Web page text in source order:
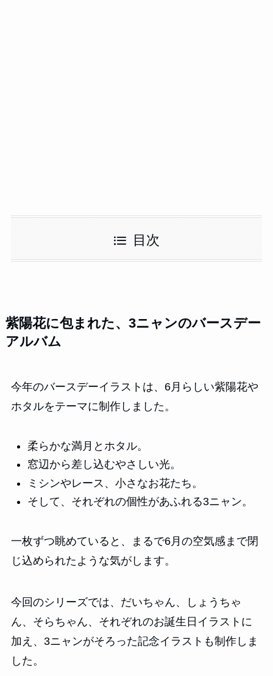
目次
紫陽花に包まれた、3ニャンのバースデー
アルバム
今年のバースデーイラストは、6月らしい紫陽花や
ホタルをテーマに制作しました。
柔らかな満月とホタル。
窓辺から差し込むやさしい光。
ミシンやレース、小さなお花たち。
そして、それぞれの個性があふれる3ニャン。
一枚ずつ眺めていると、まるで6月の空気感まで閉
じ込められたような気がします。
今回のシリーズでは、だいちゃん、しょうちゃ
ん、そらちゃん、それぞれのお誕生日イラストに
加え、3ニャンがそろった記念イラストも制作しま
した。